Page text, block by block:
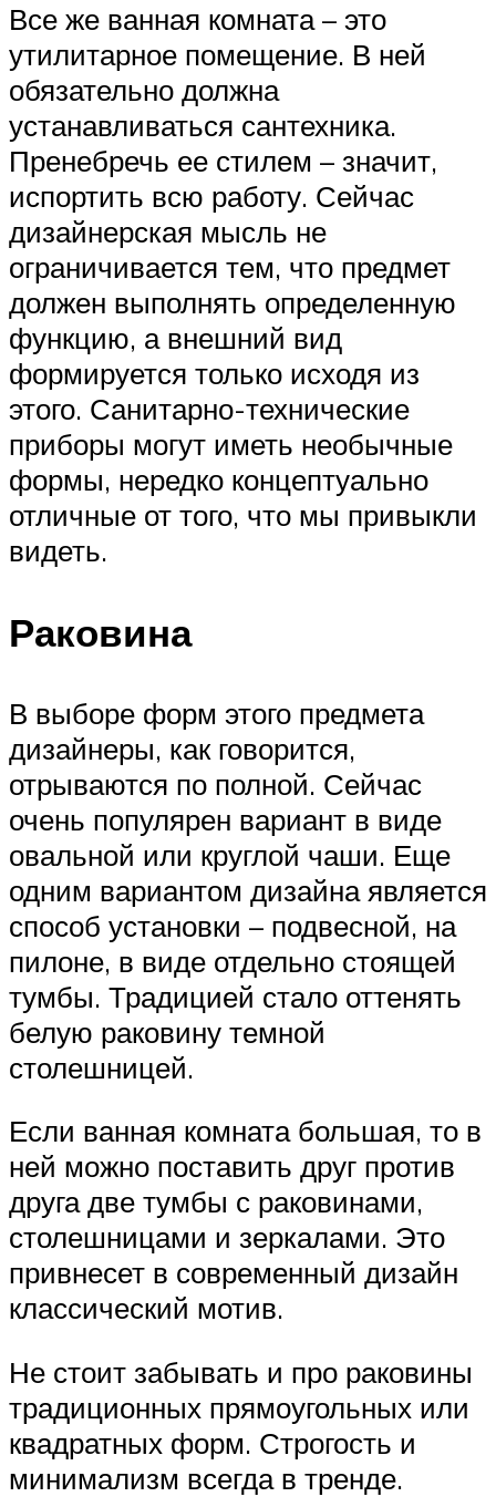
Все же ванная комната – это
утилитарное помещение. В ней
обязательно должна
устанавливаться сантехника.
Пренебречь ее стилем – значит,
испортить всю работу. Сейчас
дизайнерская мысль не
ограничивается тем, что предмет
должен выполнять определенную
функцию, а внешний вид
формируется только исходя из
этого. Санитарно-технические
приборы могут иметь необычные
формы, нередко концептуально
отличные от того, что мы привыкли
видеть.
Раковина
В выборе форм этого предмета
дизайнеры, как говорится,
отрываются по полной. Сейчас
очень популярен вариант в виде
овальной или круглой чаши. Еще
одним вариантом дизайна является
способ установки – подвесной, на
пилоне, в виде отдельно стоящей
тумбы. Традицией стало оттенять
белую раковину темной
столешницей.
Если ванная комната большая, то в
ней можно поставить друг против
друга две тумбы с раковинами,
столешницами и зеркалами. Это
привнесет в современный дизайн
классический мотив.
Не стоит забывать и про раковины
традиционных прямоугольных или
квадратных форм. Строгость и
минимализм всегда в тренде.